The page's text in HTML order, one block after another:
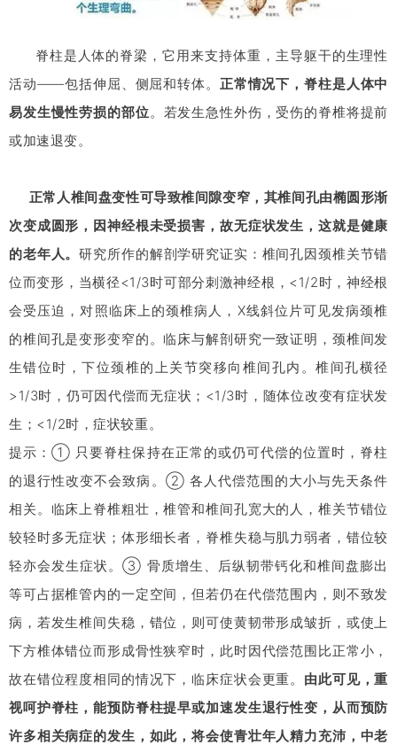
脊柱是人体的脊梁，它用来支持体重，主导躯干的生理性
活动——包括伸屈、侧屈和转体。 正常情况下，脊柱是人体中
易发生慢性劳损的部位。若发生急性外伤，受伤的脊椎将提前
或加速退变。
正常人椎间盘变性可导致椎间隙变窄，其椎间孔由椭圆形渐
次变成圆形，因神经根未受损害，故无症状发生，这就是健康
的老年人。研究所作的解剖学研究证实：椎间孔因颈椎关节错
位而变形，当横径<1/3时可部分刺激神经根，<1/2时，神经根
会受压迫，对照临床上的颈椎病人，X线斜位片可见发病颈椎
的椎间孔是变形变窄的。临床与解剖研究一致证明，颈椎间发
生错位时，下位颈椎的上关节突移向椎间孔内。椎间孔横径
>1/3时，仍可因代偿而无症状；<1/3时，随体位改变有症状发
生；<1/2时，症状较重。
提示：① 只要脊柱保持在正常的或仍可代偿的位置时，脊柱
的退行性改变不会致病。② 各人代偿范围的大小与先天条件
相关。临床上脊椎粗壮，椎管和椎间孔宽大的人，椎关节错位
较轻时多无症状；体形细长者，脊椎失稳与肌力弱者，错位较
轻亦会发生症状。③ 骨质增生、后纵韧带钙化和椎间盘膨出
等可占据椎管内的一定空间，但若仍在代偿范围内，则不致发
病，若发生椎间失稳，错位，则可使黄韧带形成皱折，或使上
下方椎体错位而形成骨性狭窄时，此时因代偿范围比正常小，
故在错位程度相同的情况下，临床症状会更重。 由此可见，重
视呵护脊柱，能预防脊柱提早或加速发生退行性变，从而预防
许多相关病症的发生，如此，将会使青壮年人精力充沛，中老